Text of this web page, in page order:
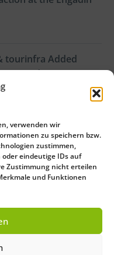
verwenden wir
zu speichern bzw.
zustimmen,
eindeutige IDs auf
Zustimmung nicht erteilen
und Funktionen
tourinfra Added
and nature
Arberland
Bodenmais /